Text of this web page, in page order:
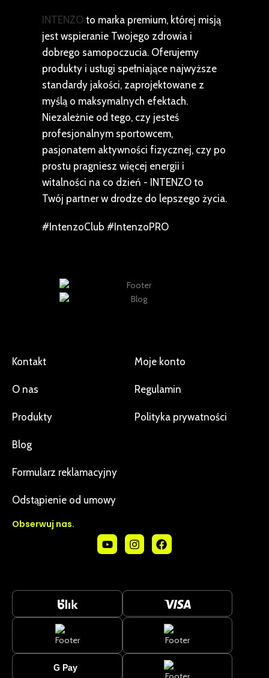
INTENZO to marka premium, której misją
jest wspieranie Twojego zdrowia i
dobrego samopoczucia. Oferujemy
produkty i usługi spełniające najwyższe
standardy jakości, zaprojektowane z
myślą o maksymalnych efektach.
Niezależnie od tego, czy jesteś
profesjonalnym sportowcem,
pasjonatem aktywności fizycznej, czy po
prostu pragniesz więcej energii i
witalności na co dzień - INTENZO to
Twój partner w drodze do lepszego życia.
#IntenzoClub #IntenzoPRO
Kontakt
O nas
Produkty
Blog
Moje konto
Regulamin
Polityka prywatności
Formularz reklamacyjny
Odstąpienie od umowy
Obserwuj nas.